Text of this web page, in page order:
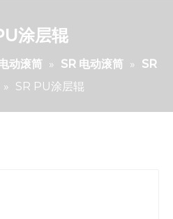
涂层辊
动滚筒 » SR 电动滚筒 »
SR
» SR PU涂层辊